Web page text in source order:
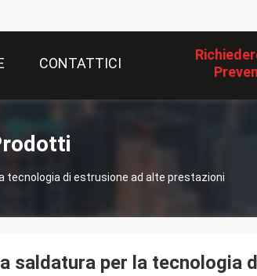
CONTATTICI
tecnologia di estrusione ad alte prestazioni
saldatura per la tecnologia